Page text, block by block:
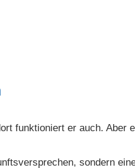
funktioniert er auch.
sondern